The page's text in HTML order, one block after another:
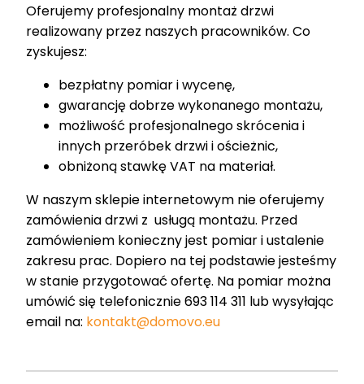
Oferujemy profesjonalny montaż drzwi
realizowany przez naszych pracowników. Co
zyskujesz:
bezpłatny pomiar i wycenę,
gwarancję dobrze wykonanego montażu,
możliwość profesjonalnego skrócenia i
innych przeróbek drzwi i ościeżnic,
obniżoną stawkę VAT na materiał.
W naszym sklepie internetowym nie oferujemy
zamówienia drzwi z usługą montażu. Przed
zamówieniem konieczny jest pomiar i ustalenie
zakresu prac. Dopiero na tej podstawie jesteśmy
w stanie przygotować ofertę. Na pomiar można
umówić się telefonicznie 693 114 311 lub wysyłając
email na: kontakt@domovo.eu